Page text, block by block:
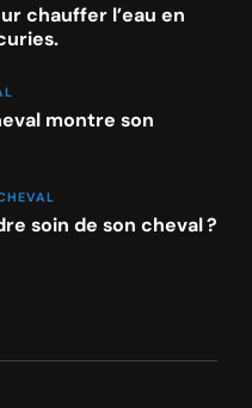
chauffer l’eau en
montre son
soin de son cheval ?